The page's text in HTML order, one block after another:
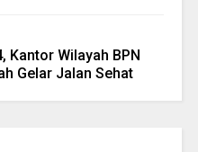
Kantor Wilayah BPN
Gelar Jalan Sehat